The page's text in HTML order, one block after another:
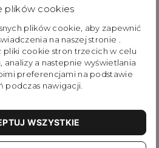
dodatkowe możliwości
paski pozwalają
sprawiając, że jest to
skateboardingu.
dzięki regulowanym,
plików cookies
plików cookie, aby zapewnić
na naszej stronie .
pliki cookie stron trzecich w celu
analizy a nastepnie wyświetlania
preferencjami na podstawie
podczas nawigacji.
WSZYSTKIE